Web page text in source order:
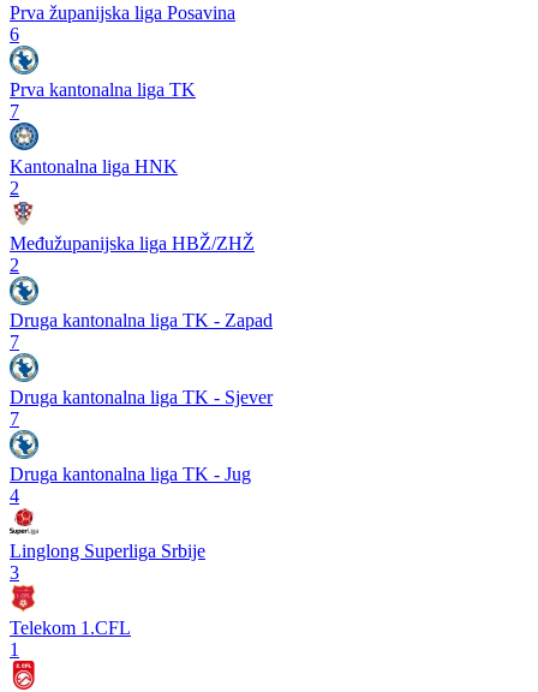
Prva županijska liga Posavina
6
Prva kantonalna liga TK
7
Kantonalna liga HNK
2
Međužupanijska liga HBŽ/ZHŽ
2
Druga kantonalna liga TK - Zapad
7
Druga kantonalna liga TK - Sjever
7
Druga kantonalna liga TK - Jug
4
Linglong Superliga Srbije
3
Telekom 1.CFL
1